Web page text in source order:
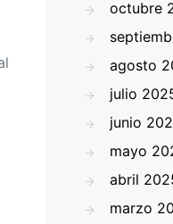
octubre
agosto
julio
junio
mayo
abril
marzo